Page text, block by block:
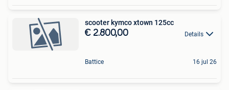
scooter kymco xtown 125cc
€ 2.800,00 Details
Battice 16 jul 26